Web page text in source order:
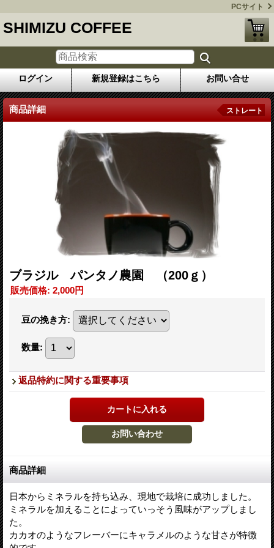
PCサイト
SHIMIZU COFFEE
ログイン 新規登録はこちら お問い合せ
商品詳細 ストレート
ブラジル パンタノ農園 （200ｇ）
販売価格: 2,000円
豆の挽き方:
数量:
返品特約に関する重要事項
商品詳細
日本からミネラルを持ち込み、現地で栽培に成功しました。
ミネラルを加えることによっていっそう風味がアップしまし
た。
カカオのようなフレーバーにキャラメルのような甘さが特徴